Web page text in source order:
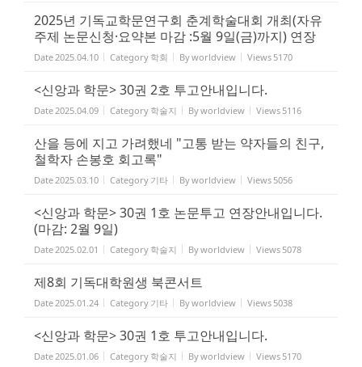
2025년 기독교학문연구회 춘계학술대회 개최(자유
주제 논문신청·요약본 마감 :5월 9일(금)까지) 연장
Date2025.04.10 Category 학회 Byworldview Views 5170
<신앙과 학문> 30권 2호 투고안내입니다.
Date2025.04.09 Category 학술지 Byworldview Views 5116
산을 등에 지고 가려했네 "고통 받는 약자들의 친구,
철학자 손봉호 회고록"
Date2025.03.10 Category 기타 Byworldview Views 5056
<신앙과 학문> 30권 1호 논문투고 연장안내입니다.
(마감: 2월 9일)
Date2025.02.01 Category 학술지 Byworldview Views 5078
제8회 기독대학원생 북콘서트
Date2025.01.24 Category 기타 Byworldview Views 5038
<신앙과 학문> 30권 1호 투고안내입니다.
Date2025.01.06 Category 학술지 Byworldview Views 5170